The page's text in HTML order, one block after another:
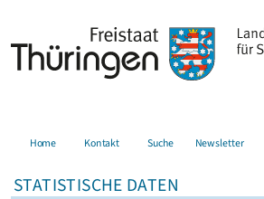
Home Kontakt Suche Newsletter
STATISTISCHE DATEN